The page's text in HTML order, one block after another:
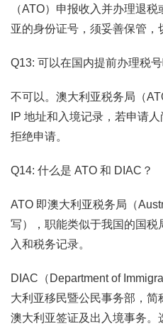
（ATO）申报收入并办理退
亚的身份证号，须妥善保管，
Q13: 可以在国内提前办理税号
不可以。澳大利亚税务局（
IP 地址和入境记录，若申请
拒绝申请。
Q14: 什么是 ATO 和 DIAC？
ATO 即澳大利亚税务局（
写），职能类似于我国的国
入和税务记录。
DIAC（Department of
大利亚移民暨公民事务部，
澳大利亚签证及出入境事务